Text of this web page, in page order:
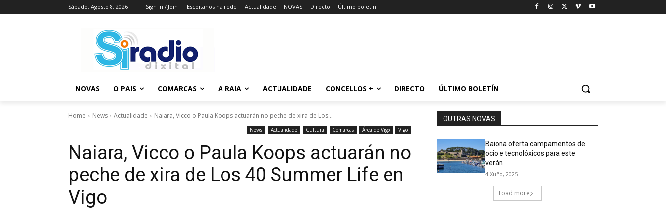
Sábado, Agosto 8, 2026 Sign in / Join Escoitanos na rede Actualidade NOVAS Directo Último boletín
NOVAS O PAIS COMARCAS A RAIA ACTUALIDADE CONCELLOS + DIRECTO ÚLTIMO BOLETÍN
Home News Actualidade Naiara, Vicco o Paula Koops actuarán no peche de xira de Los...
News Actualidade Cultura Comarcas Área de Vigo Vigo
Naiara, Vicco o Paula Koops actuarán no
peche de xira de Los 40 Summer Life en
Vigo
OUTRAS NOVAS
Baiona oferta campamentos de
ocio e tecnolóxicos para este
verán
4 Xuño, 2025
Load more